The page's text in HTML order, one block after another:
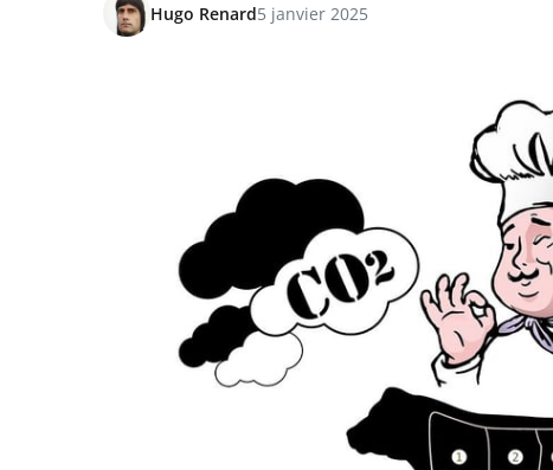
Hugo Renard5 janvier 2025